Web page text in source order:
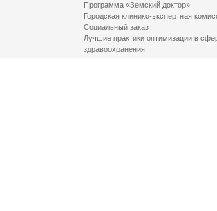
Программа «Земский доктор»
Городская клинико-экспертная
Социальный заказ
Лучшие практики оптимизации в
здравоохранения